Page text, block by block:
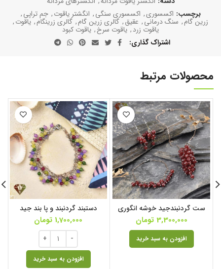
برچسب: اکسسوری, اکسسوری سنگی, انگشتر یاقوت, جم تراپی,
زرین گام, سنگ درمانی, عقیق, گالری زرین گام, گالری زرینگام, یاقوت,
یاقوت زرد, یاقوت سرخ, یاقوت کبود
اشتراک گذاری
محصولات مرتبط
ست گردنبندجید خوشه انگوری
3,300,000 تومان
افزودن به سبد خرید
دستبند گردنبند و پا بند جید
1,700,000 تومان
افزودن به سبد خرید